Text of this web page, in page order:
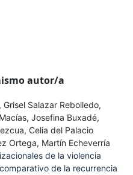
autor/a
Salazar Rebolledo,
Josefina Buxadé,
Celia del Palacio
Ortega, Martín Echeverría
de la violencia
de la recurrencia